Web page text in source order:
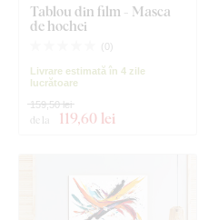
Tablou din film - Masca
de hochei
( 0)
Livrare estimată în 4 zile
lucrătoare
de la 119,60 lei
159,50 lei